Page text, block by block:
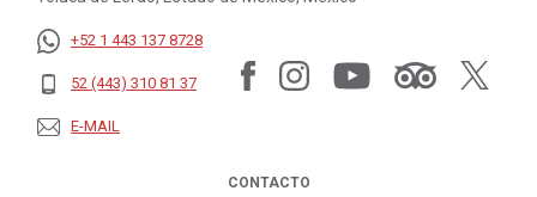
+52 1 443 137 8728
52 (443) 310 81 37
E-MAIL
CONTACTO